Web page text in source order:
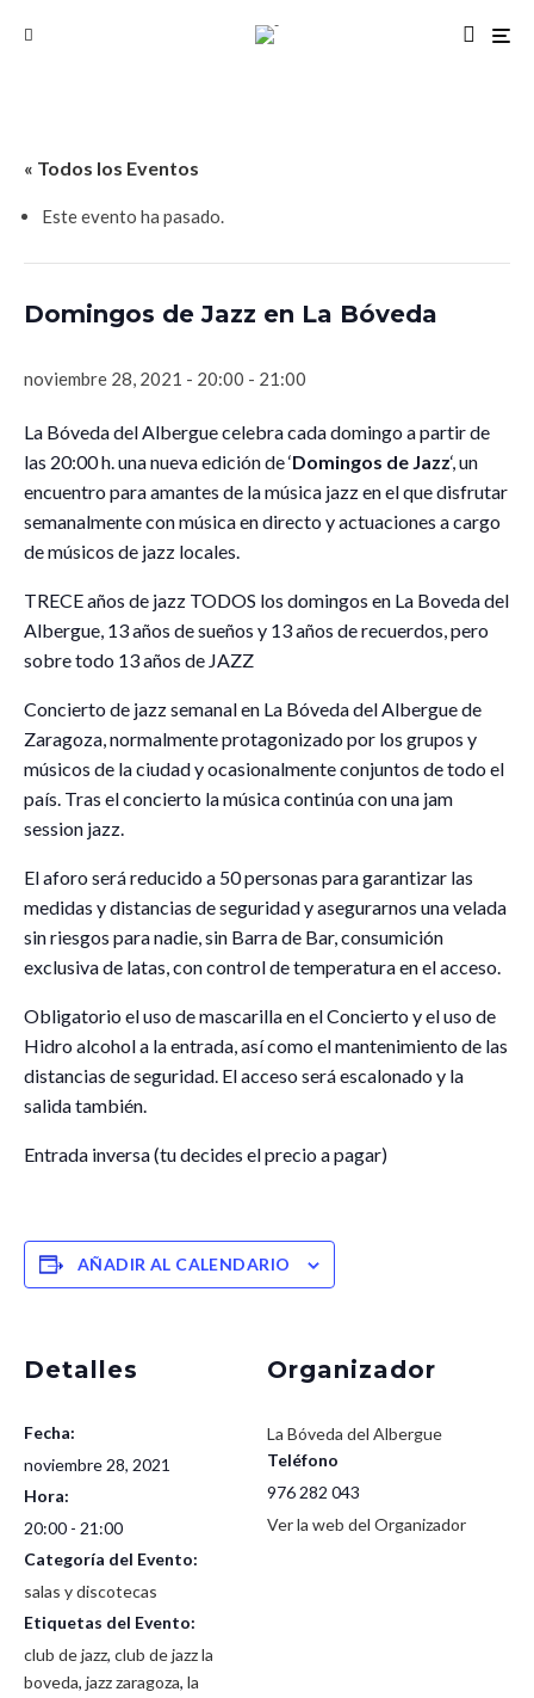
« Todos los Eventos
Este evento ha pasado.
Domingos de Jazz en La Bóveda
noviembre 28, 2021 - 20:00 - 21:00
La Bóveda del Albergue celebra cada domingo a partir de
las 20:00 h. una nueva edición de ‘Domingos de Jazz‘, un
encuentro para amantes de la música jazz en el que disfrutar
semanalmente con música en directo y actuaciones a cargo
de músicos de jazz locales.
TRECE años de jazz TODOS los domingos en La Boveda del
Albergue, 13 años de sueños y 13 años de recuerdos, pero
sobre todo 13 años de JAZZ
Concierto de jazz semanal en La Bóveda del Albergue de
Zaragoza, normalmente protagonizado por los grupos y
músicos de la ciudad y ocasionalmente conjuntos de todo el
país. Tras el concierto la música continúa con una jam
session jazz.
El aforo será reducido a 50 personas para garantizar las
medidas y distancias de seguridad y asegurarnos una velada
sin riesgos para nadie, sin Barra de Bar, consumición
exclusiva de latas, con control de temperatura en el acceso.
Obligatorio el uso de mascarilla en el Concierto y el uso de
Hidro alcohol a la entrada, así como el mantenimiento de las
distancias de seguridad. El acceso será escalonado y la
salida también.
Entrada inversa (tu decides el precio a pagar)
AÑADIR AL CALENDARIO
Detalles
Fecha:
noviembre 28, 2021
Hora:
20:00 - 21:00
Categoría del Evento:
salas y discotecas
Etiquetas del Evento:
club de jazz, club de jazz la
boveda, jazz zaragoza, la
Organizador
La Bóveda del Albergue
Teléfono
976 282 043
Ver la web del Organizador